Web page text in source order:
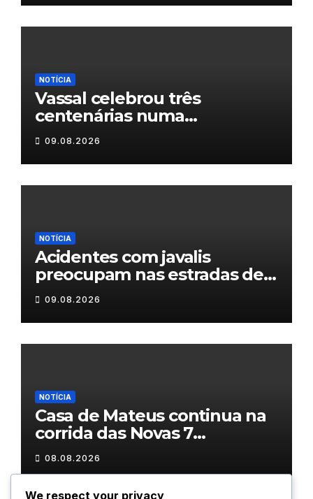
NOTÍCIA
Vassal celebrou três
centenárias numa
homenagem a um século de
histórias
09.08.2026
NOTÍCIA
Acidentes com javalis
preocupam nas estradas de
Trás-os-Montes
09.08.2026
NOTÍCIA
Casa de Mateus continua na
corrida das Novas 7
Maravilhas de Portugal
08.08.2026
We respect your privacy